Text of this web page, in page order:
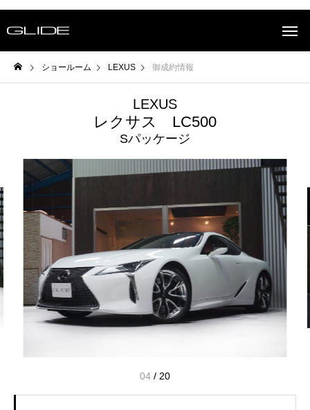
ショールーム LEXUS 御成約情報
LEXUS
レクサス LC500
Sパッケージ
04 / 20